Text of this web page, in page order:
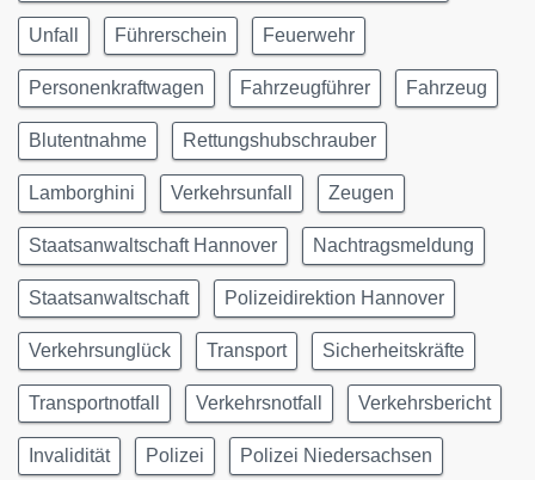
Unfall Führerschein Feuerwehr
Personenkraftwagen Fahrzeugführer Fahrzeug
Blutentnahme Rettungshubschrauber
Lamborghini Verkehrsunfall Zeugen
Staatsanwaltschaft Hannover Nachtragsmeldung
Staatsanwaltschaft Polizeidirektion Hannover
Verkehrsunglück Transport Sicherheitskräfte
Transportnotfall Verkehrsnotfall Verkehrsbericht
Invalidität Polizei Polizei Niedersachsen